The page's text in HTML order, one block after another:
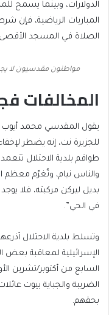
الدولارات، وبينما يسمح
المباريات الرياضية، فإن
الصلاة في المسجد
مواطنون مقدسيون لا
المخالفات
يقول المقدسي محمد أيوب
للجزيرة نت، إنه يضطر
طواقم بلدية الاحتلال
والناس نيام، وتُغرّم معظم
بديل ليركن مركبته، فلا
في الحي”.
وتسلط بلدية الاحتلال
الإسرائيلية لمعاقبة
السابع من أكتوبر/تشرين
الضريبة والجباية بيوت
بحقهم.